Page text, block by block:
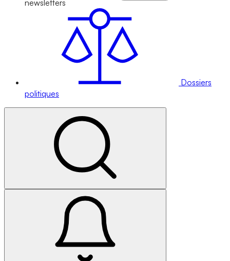
newsletters
Dossiers
politiques